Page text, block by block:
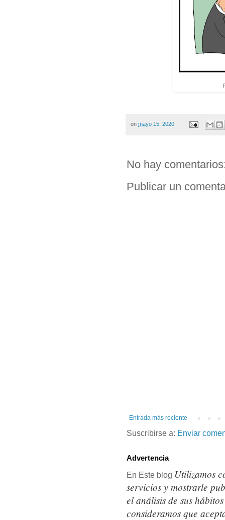
on mayo 15, 2020
No hay
Publicar un
Entrada más reciente
Suscribirse a: Enviar
Advertencia
En Este blog Utilizamos
servicios y mostrarle
el análisis de sus
consideramos que